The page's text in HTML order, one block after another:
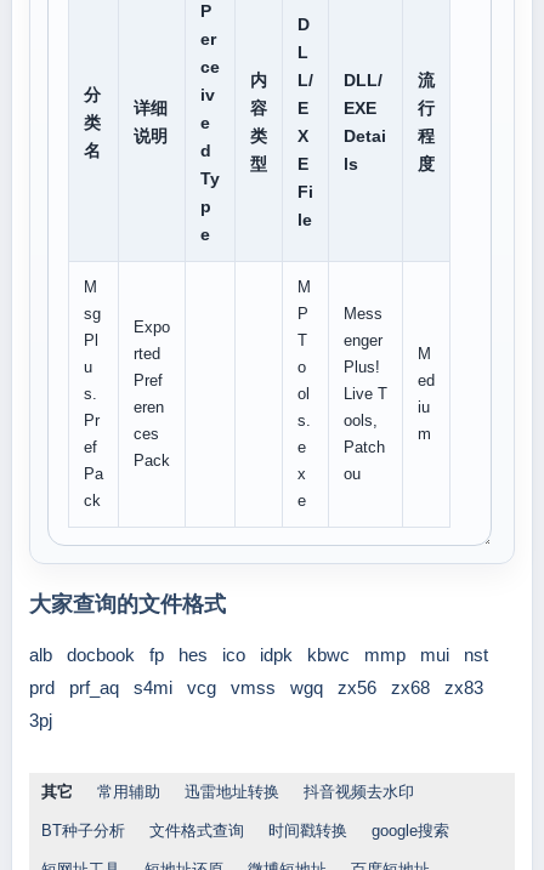
分
类
名
详细
说明
P
er
ce
iv
e
d
Ty
p
e
内
容
类
型
D
L
L/
E
X
E
Fi
le
DLL/
EXE
Detai
ls
流
行
程
度
M
sg
Pl
u
s.
Pr
ef
Pa
ck
Expo
rted
Pref
eren
ces
Pack
M
P
T
o
ol
s.
e
x
e
Mess
enger
Plus!
Live T
ools,
Patch
ou
M
ed
iu
m
大家查询的文件格式
alb docbook fp hes ico idpk kbwc mmp mui
nst
prd
prf_aq s4mi vcg vmss wgq zx56 zx68
zx83
3pj
其它 常用辅助 迅雷地址转换 抖音视频去水印
BT种子分析 文件格式查询 时间戳转换 google搜索